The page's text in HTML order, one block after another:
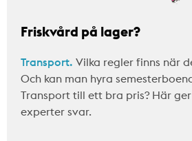
Friskvård på lager?
Transport. Vilka regler finns när
Och kan man hyra
Transport till ett bra pris? Här
experter svar.